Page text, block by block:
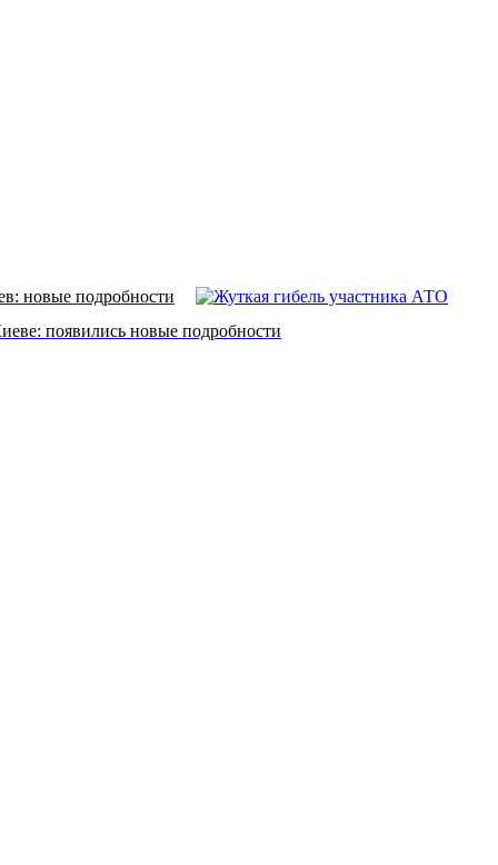
новые подробности
появились новые подробности